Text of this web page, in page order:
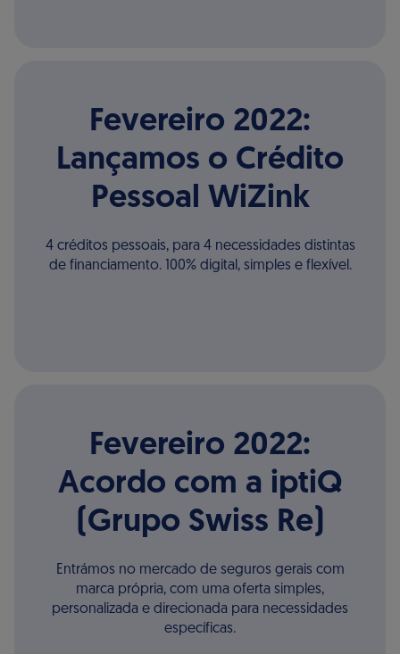
Fevereiro 2022:
Lançamos o Crédito
Pessoal WiZink
4 créditos pessoais, para 4 necessidades distintas
de financiamento. 100% digital, simples e flexível.
Fevereiro 2022:
Acordo com a iptiQ
(Grupo Swiss Re)
Entrámos no mercado de seguros gerais com
marca própria, com uma oferta simples,
personalizada e direcionada para necessidades
específicas.